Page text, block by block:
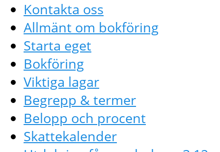
Kontakta oss
Allmänt om bokföring
Starta eget
Bokföring
Viktiga lagar
Begrepp & termer
Belopp och procent
Skattekalender